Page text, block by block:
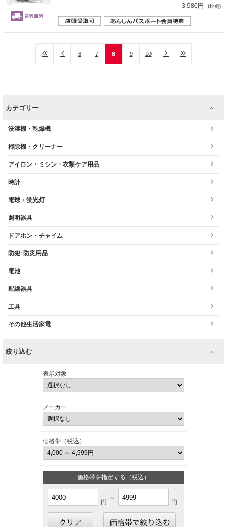
3,980円 (税別)
6 7 8 9 10
カテゴリー
洗濯機・乾燥機
掃除機・クリーナー
アイロン・ミシン・衣類ケア用品
時計
電球・蛍光灯
照明器具
ドアホン・チャイム
防犯･防災用品
電池
配線器具
工具
その他生活家電
絞り込む
表示対象
メーカー
価格帯（税込）
価格帯を指定する（税込）
円
～
円